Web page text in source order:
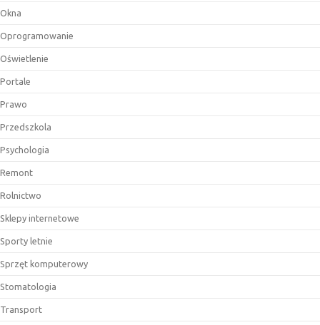
Okna
Oprogramowanie
Oświetlenie
Portale
Prawo
Przedszkola
Psychologia
Remont
Rolnictwo
Sklepy internetowe
Sporty letnie
Sprzęt komputerowy
Stomatologia
Transport